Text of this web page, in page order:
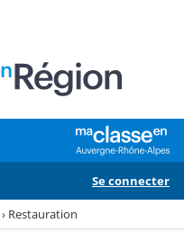
Se connecter
› Restauration